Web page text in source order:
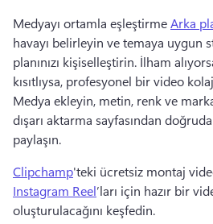
Medyayı ortamla eşleştirme Arka
havayı belirleyin ve temaya uygun
planınızı kişiselleştirin. İlham
Medya ekleyin, metin, renk ve
dışarı aktarma sayfasından
paylaşın.
Clipchamp'teki ücretsiz montaj
Instagram Reel’ları için hazır bir
oluşturulacağını keşfedin.